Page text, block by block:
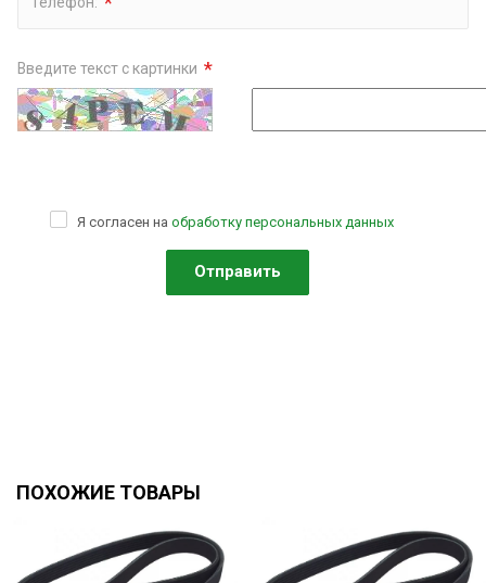
Введите текст с картинки *
Я согласен на обработку персональных данных
ПОХОЖИЕ ТОВАРЫ